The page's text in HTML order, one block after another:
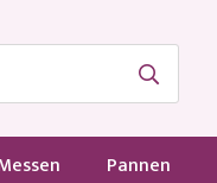
Pannen